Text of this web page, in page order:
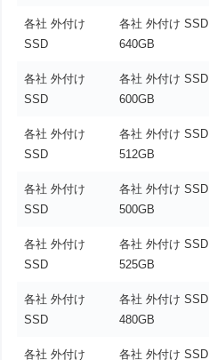
各社 外付け
SSD
各社 外付け SSD
640GB
各社 外付け
SSD
各社 外付け SSD
600GB
各社 外付け
SSD
各社 外付け SSD
512GB
各社 外付け
SSD
各社 外付け SSD
500GB
各社 外付け
SSD
各社 外付け SSD
525GB
各社 外付け
SSD
各社 外付け SSD
480GB
各社 外付け
各社 外付け SSD